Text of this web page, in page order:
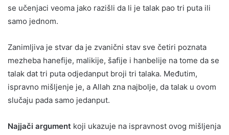
se učenjaci veoma jako razišli da li je talak pao tri puta ili
samo jednom.
Zanimljiva je stvar da je zvanični stav sve četiri poznata
mezheba hanefije, malikije, šafije i hanbelije na tome da se
talak dat tri puta odjedanput broji tri talaka. Međutim,
ispravno mišljenje je, a Allah zna najbolje, da talak u ovom
slučaju pada samo jedanput.
Najjači argument koji ukazuje na ispravnost ovog mišljenja